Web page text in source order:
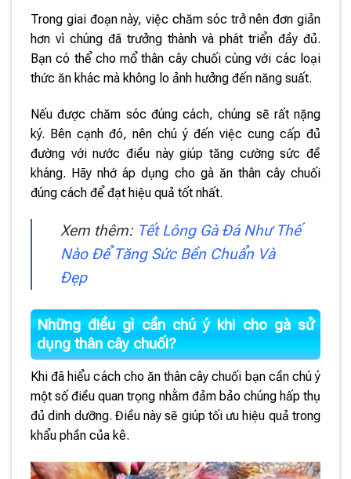
Trong giai đoạn này, việc chăm sóc trở nên đơn giản
hơn vì chúng đã trưởng thành và phát triển đầy đủ.
Bạn có thể cho mổ thân cây chuối cùng với các loại
thức ăn khác mà không lo ảnh hưởng đến năng suất.
Nếu được chăm sóc đúng cách, chúng sẽ rất nặng
ký. Bên cạnh đó, nên chú ý đến việc cung cấp đủ
đường với nước điều này giúp tăng cường sức đề
kháng. Hãy nhớ áp dụng cho gà ăn thân cây chuối
đúng cách để đạt hiệu quả tốt nhất.
Xem thêm: Tết Lông Gà Đá Như Thế
Nào Để Tăng Sức Bền Chuẩn Và
Đẹp
Những điều gì cần chú ý khi cho gà sử
dụng thân cây chuối?
Khi đã hiểu cách cho ăn thân cây chuối bạn cần chú ý
một số điều quan trọng nhằm đảm bảo chúng hấp thụ
đủ dinh dưỡng. Điều này sẽ giúp tối ưu hiệu quả trong
khẩu phần của kê.